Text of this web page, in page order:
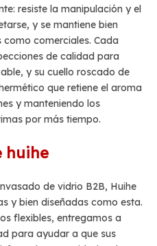
resiste la manipulación y el
y se mantiene bien
comerciales. Cada
de calidad para
y su cuello roscado de
que retiene el aroma
y manteniendo los
por más tiempo.
huihe
de vidrio B2B, Huihe
y bien diseñadas como esta.
flexibles, entregamos a
para ayudar a que sus